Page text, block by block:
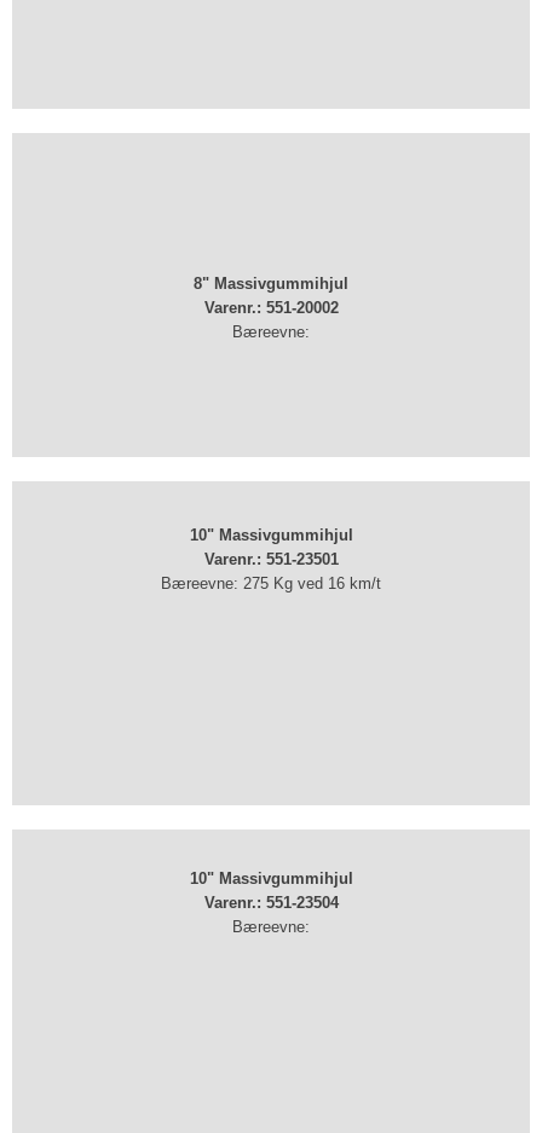
8" Massivgummihjul
Varenr.: ​551-20002
Bæreevne:
10" Massivgummihjul
Varenr.: 551-23501
Bæreevne: 275 Kg ved 16 km/t
10" Massivgummihjul
Varenr.: 551-23504
Bæreevne: